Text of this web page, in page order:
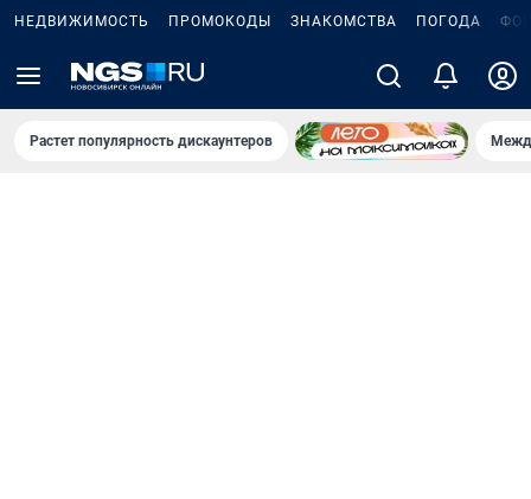
НЕДВИЖИМОСТЬ ПРОМОКОДЫ ЗНАКОМСТВА ПОГОДА
Растет популярность дискаунтеров